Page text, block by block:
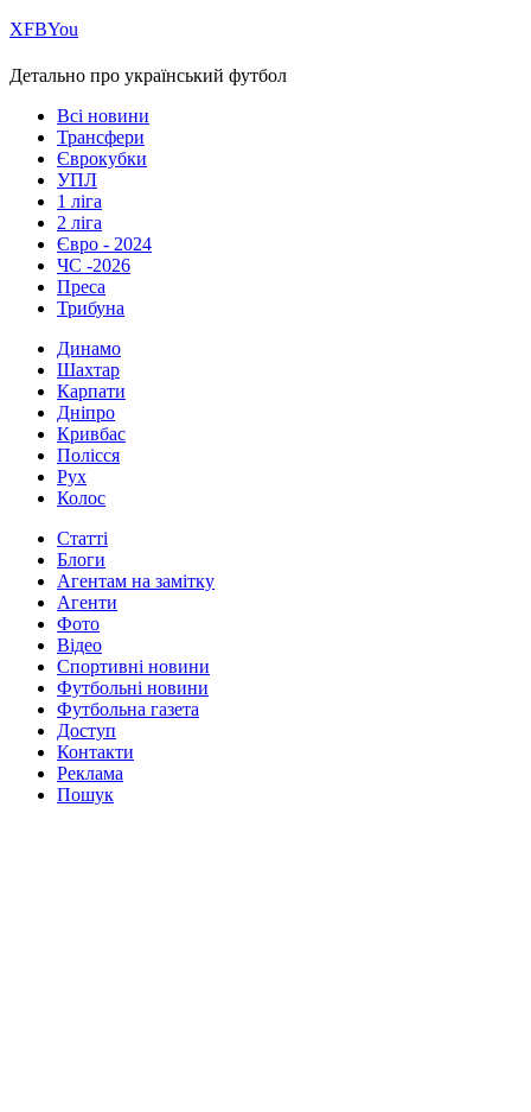
ХFBYou
Детально про український футбол
Всі новини
Трансфери
Єврокубки
УПЛ
1 ліга
2 ліга
Євро - 2024
ЧС -2026
Преса
Трибуна
Динамо
Шахтар
Карпати
Дніпро
Кривбас
Полісся
Рух
Колос
Статті
Блоги
Агентам на замітку
Агенти
Фото
Відео
Спортивні новини
Футбольні новини
Футбольна газета
Доступ
Контакти
Реклама
Пошук